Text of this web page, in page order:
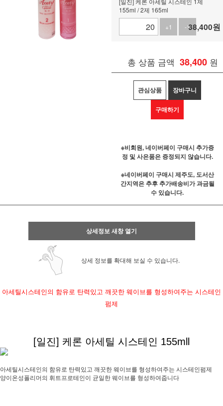
155ml / 2제 165ml
+1
-138,400원
총 상품 금액 38,400 원
관심상품 장바구니
구매하기
※비회원, 네이버페이 구매시 추가증
정 및 사은품은 증정되지 않습니다.
※네이버페이 구매시 제주도, 도서산
간지역은 추후 추가배송비가 과금될
수 있습니다.
상세정보 새창 열기
상세 정보를 확대해 보실 수 있습니다.
아세틸시스테인의 함유로 탄력있고 깨끗한 웨이브를 형성하여주는 시스테인
펌제
[일진] 케론 아세틸 시스테인 155mll
아세틸시스테인의 함유로 탄력있고 깨끗한 웨이브를 형성하여주는 시스테인펌제
양이온성폴리머의 휘트프로테인이 균일한 웨이브를 형성하여줍니다